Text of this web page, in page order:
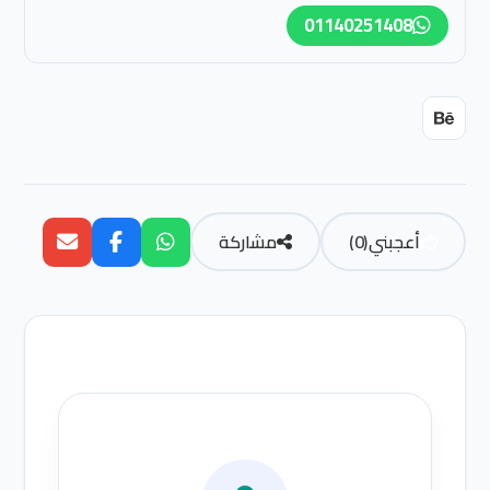
01140251408
أعجبني(
0
) مشاركة